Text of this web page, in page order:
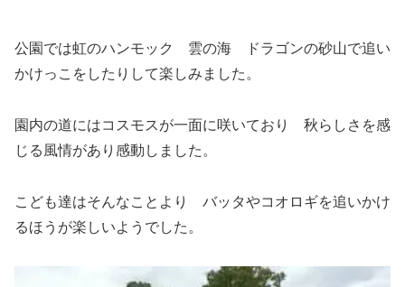
公園では虹のハンモック 雲の海 ドラゴンの砂山で追い
かけっこをしたりして楽しみました。
園内の道にはコスモスが一面に咲いており 秋らしさを感
じる風情があり感動しました。
こども達はそんなことより バッタやコオロギを追いかけ
るほうが楽しいようでした。